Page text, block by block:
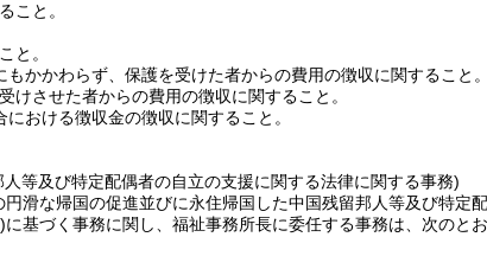
こと。
と。
かかわらず、保護を受けた者からの費用の徴収に関すること。
させた者からの費用の徴収に関すること。
おける徴収金の徴収に関すること。
等及び特定配偶者の自立の支援に関する法律に関する事務)
滑な帰国の促進並びに永住帰国した中国残留邦人等及び特定
に基づく事務に関し、福祉事務所長に委任する事務は、次のとお